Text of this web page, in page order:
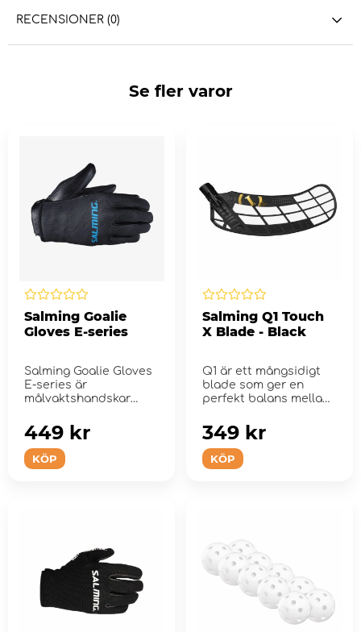
RECENSIONER (0)
Se fler varor
Salming Goalie
Gloves E-series
Salming Goalie Gloves
E-series är
målvaktshandskar
fö...
KÖP
449 kr
Salming Q1 Touch
X Blade - Black
Q1 är ett mångsidigt
blade som ger en
perfekt balans mellan
KÖP
349 kr